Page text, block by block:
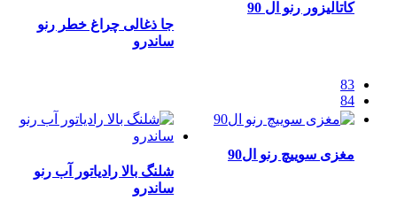
کاتالیزور رنو ال 90
جا ذغالی چراغ خطر رنو
ساندرو
مغزی سوییچ رنو ال90
شلنگ بالا رادیاتور آب رنو
ساندرو
83
84